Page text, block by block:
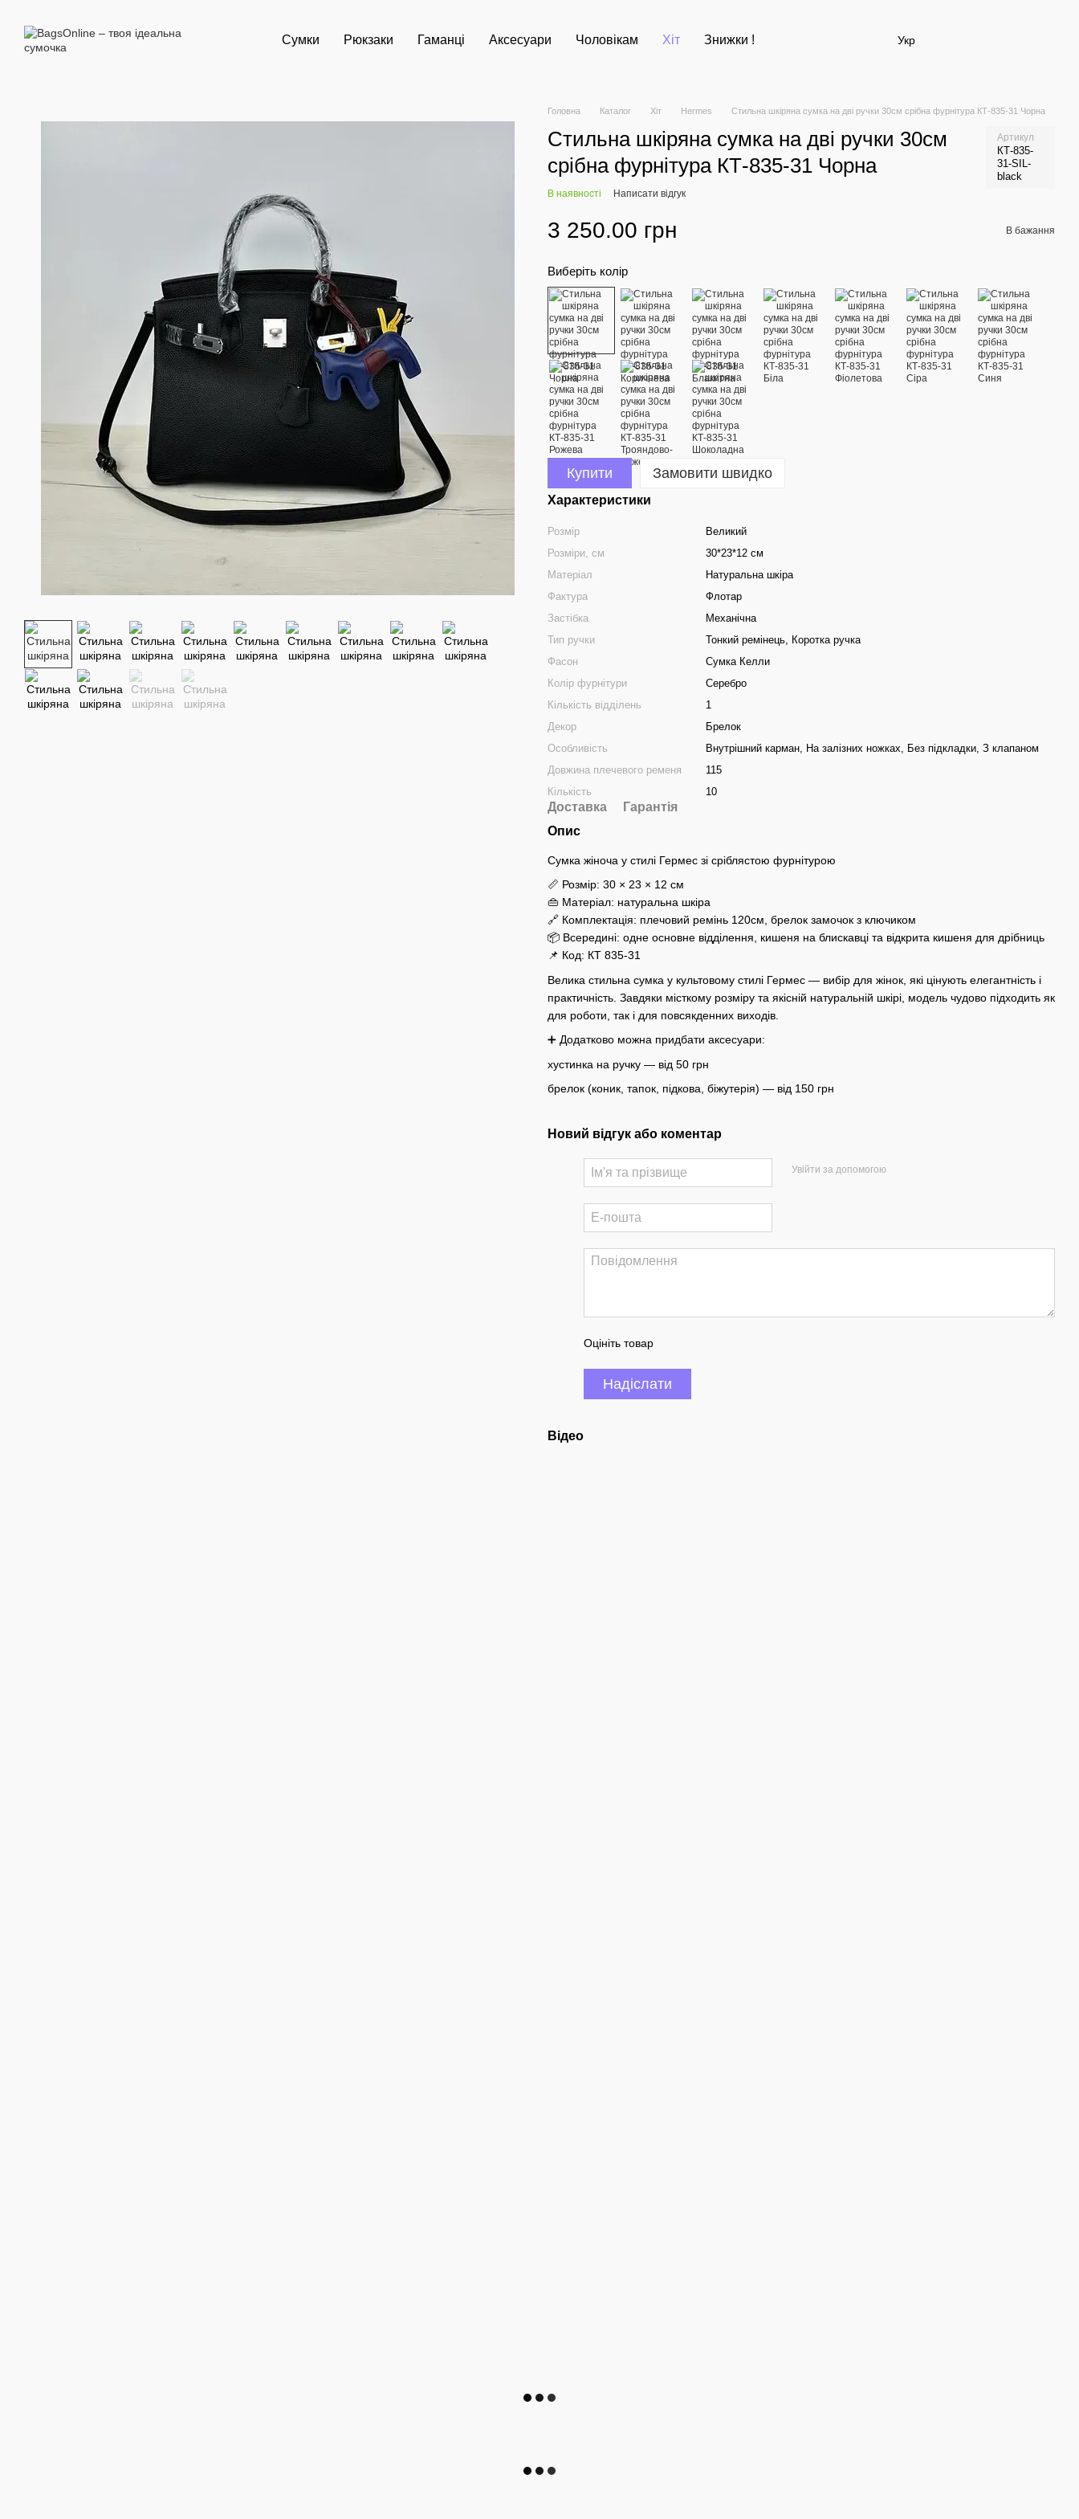
Сумки Рюкзаки Гаманці Аксесуари Чоловікам Хіт Знижки ! Укр
Головна Каталог Хіт Hermes Стильна шкіряна сумка на дві ручки 30см срібна фурнітура КТ-835-31 Чорна
Стильна шкіряна сумка на дві ручки 30см
срібна фурнітура КТ-835-31 Чорна
Артикул
КТ-835-
31-SIL-
black
В наявності Написати відгук
3 250.00 грн В бажання
Виберіть колір
Купити Замовити швидко
Характеристики
Розмір
Великий
Розміри, см
30*23*12 см
Матеріал
Натуральна шкіра
Фактура
Флотар
Застібка
Механічна
Тип ручки
Тонкий ремінець, Коротка ручка
Фасон
Сумка Келли
Колір фурнітури
Серебро
Кількість відділень
1
Декор
Брелок
Особливість
Внутрішний карман, На залізних ножках, Без підкладки, З клапаном
Довжина плечевого ременя
115
Кількість
10
Доставка
Гарантія
Опис
Сумка жіноча у стилі Гермес зі сріблястою фурнітурою
📏 Розмір: 30 × 23 × 12 см
👜 Матеріал: натуральна шкіра
🔗 Комплектація: плечовий ремінь 120см, брелок замочок з ключиком
📦 Всередині: одне основне відділення, кишеня на блискавці та відкрита кишеня для дрібниць
📌 Код: КТ 835-31
Велика стильна сумка у культовому стилі Гермес — вибір для жінок, які цінують елегантність і
практичність. Завдяки місткому розміру та якісній натуральній шкірі, модель чудово підходить як
для роботи, так і для повсякденних виходів.
➕ Додатково можна придбати аксесуари:
хустинка на ручку — від 50 грн
брелок (коник, тапок, підкова, біжутерія) — від 150 грн
Новий відгук або коментар
Увійти за допомогою
Оцініть товар
Надіслати
Відео